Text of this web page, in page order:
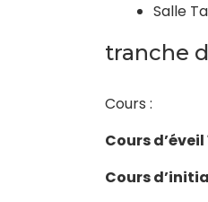
Salle
tranche
Cours :
Cours d’éveil
Cours